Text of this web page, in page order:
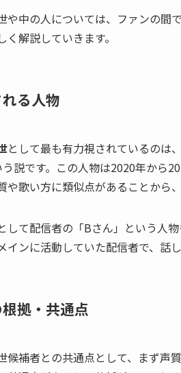
や中の人については、ファンの間
く解説していきます。
る人物
として最も有力視されているのは
説です。この人物は2020年から
や歌い方に類似点があることから
して配信者の「Bさん」という人
インに活動していた配信者で、話
拠・共通点
候補者との共通点として、まず声